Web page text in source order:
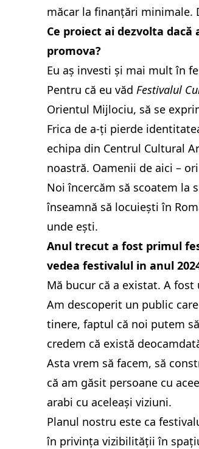
măcar la finanțări minimale.
Ce proiect ai dezvolta
promova?
Eu aș investi și mai mult în
Pentru că eu văd Festivalul
Orientul Mijlociu, să se
Frica de a-ți pierde
echipa din Centrul Cultural
noastră. Oamenii de aici –
Noi încercăm să scoatem la
înseamnă să locuiești în
unde ești.
Anul trecut a fost primul
vedea festivalul in anul
Mă bucur că a existat. A
Am descoperit un public
tinere, faptul că noi putem
credem că există
Asta vrem să facem, să
că am găsit persoane cu
arabi cu aceleași viziuni.
Planul nostru este ca
în privința vizibilității în